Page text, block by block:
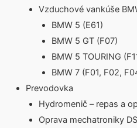
Vzduchové vankúše
BMW 5 (E61)
BMW 5 GT (F07)
BMW 5 TOURING
BMW 7 (F01, F02,
Prevodovka
Hydromenič – repas a
Oprava mechatroniky